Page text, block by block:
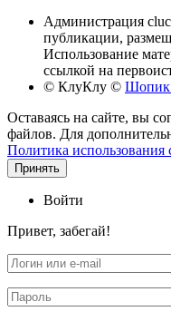
Администрация
публикации,
Использование
ссылкой на
© КлуКлу © Шопик
Оставаясь на сайте, вы
файлов. Для
Политика использования
Принять
Войти
Привет, забегай!